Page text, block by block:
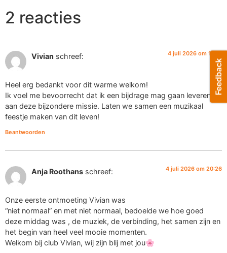
2 reacties
Vivian schreef: 4 juli 2026 om 17:57
Heel erg bedankt voor dit warme welkom!
Ik voel me bevoorrecht dat ik een bijdrage mag gaan leveren
aan deze bijzondere missie. Laten we samen een muzikaal
feestje maken van dit leven!
Beantwoorden
Anja Roothans schreef: 4 juli 2026 om 20:26
Onze eerste ontmoeting Vivian was
“niet normaal” en met niet normaal, bedoelde we hoe goed
deze middag was , de muziek, de verbinding, het samen zijn en
het begin van heel veel mooie momenten.
Welkom bij club Vivian, wij zijn blij met jou🌸